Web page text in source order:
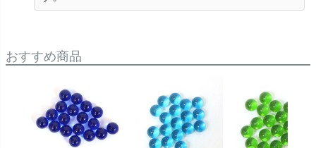
おすすめ商品